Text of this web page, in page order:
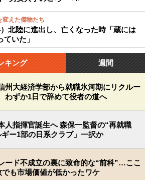
変えた傑物たち
）北陸に進出し、亡くなった時「蔵には
ていた」
キング 週間
州大経済学部から就職氷河期にリクルー
わずか1日で辞めて役者の道へ
人指揮官誕生へ 森保一監督の“再就職
ー1部の日系クラブ」一択か
ード不成立の裏に致命的な“前科”…ここ
でも市場価値が低かったワケ